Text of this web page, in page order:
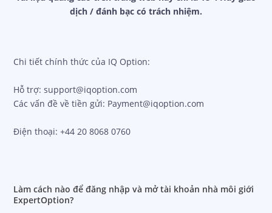
dịch / đánh bạc có trách nhiệm.
Chi tiết chính thức của IQ Option:
Hỗ trợ: support@iqoption.com
Các vấn đề về tiền gửi: Payment@iqoption.com
Điện thoại: +44 20 8068 0760
Làm cách nào để đăng nhập và mở tài khoản nhà môi giới
ExpertOption?